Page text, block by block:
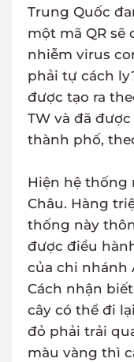
Trung Quốc
một mã QR sẽ
nhiễm virus
phải tự cách
được tạo ra
TW và đã
thành phố,
Hiện hệ thống
Châu. Hàng
thống này
được điều
của chi nhánh
Cách nhận
cây có thể đi
đỏ phải trải
màu vàng thì